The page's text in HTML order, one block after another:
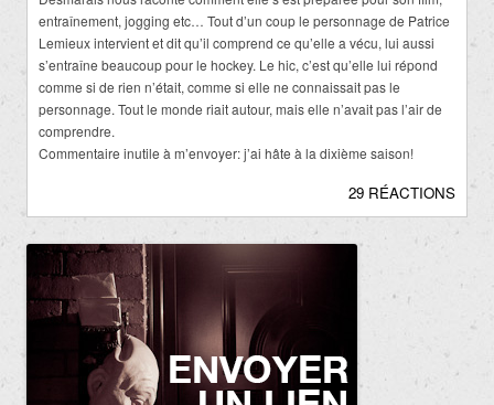
entraînement, jogging etc… Tout d’un coup le personnage de Patrice
Lemieux intervient et dit qu’il comprend ce qu’elle a vécu, lui aussi
s’entraîne beaucoup pour le hockey. Le hic, c’est qu’elle lui répond
comme si de rien n’était, comme si elle ne connaissait pas le
personnage. Tout le monde riait autour, mais elle n’avait pas l’air de
comprendre.
Commentaire inutile à m’envoyer: j’ai hâte à la dixième saison!
29 RÉACTIONS